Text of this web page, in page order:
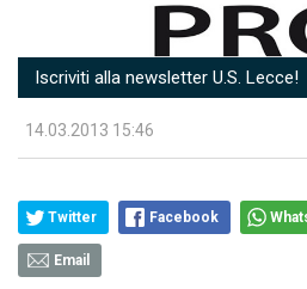
Iscriviti alla newsletter U.S. Lecce!
14.03.2013 15:46
Twitter Facebook
Email